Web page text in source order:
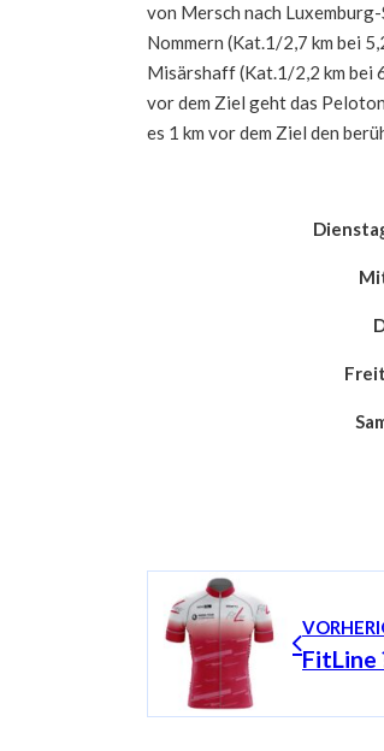
von Mersch nach
Nommern (Kat.1/2,7 km bei
Misärshaff (Kat.1/2,2 km bei
vor dem Ziel geht das
es 1 km vor dem Ziel den